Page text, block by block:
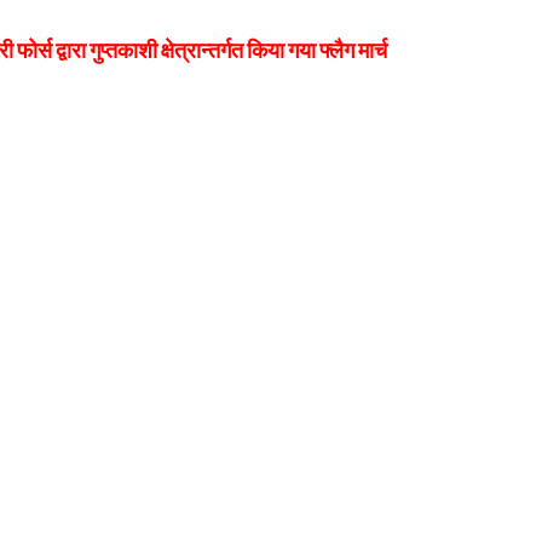
द्वारा गुप्तकाशी क्षेत्रान्तर्गत किया गया फ्लैग मार्च